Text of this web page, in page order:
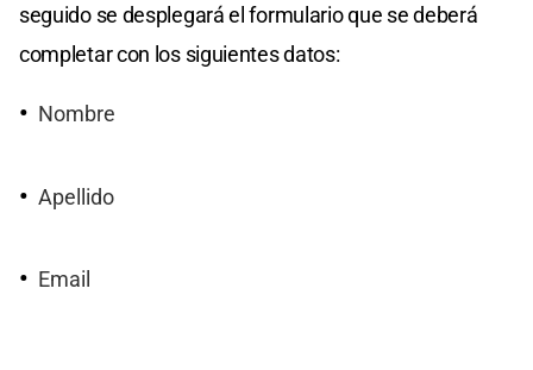
seguido se desplegará el formulario que se deberá
completar con los siguientes datos:
Nombre
Apellido
Email